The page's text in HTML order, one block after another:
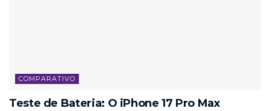
COMPARATIVO
Teste de Bateria: O iPhone 17 Pro Max